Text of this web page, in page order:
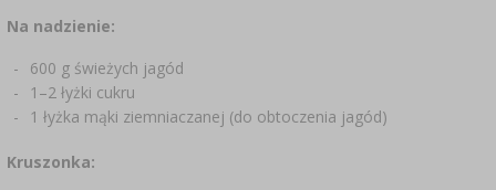
ZESTAWY SERWOWARSKIE
DEKORACJE CUKIERNICZE I PRODUKTY DO
PIECZENIA
MASZYNKI DO MIELENIA
ŚRODKI DODATKOWE
LITERATURA
AKCESORIA PIWOWARSKIE
KAPSLE
KAMIONKA
SOKOWNIKI
GĄSIORY
WĘDZARNIE I HAKI
Na nadzienie:
600 g świeżych jagód
1–2 łyżki cukru
1 łyżka mąki ziemniaczanej (do obtoczenia jagód)
Kruszonka: